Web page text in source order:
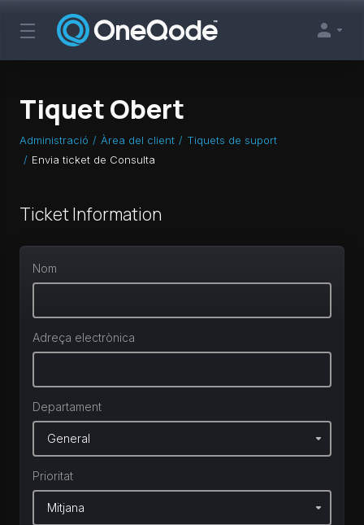
Tiquet Obert
Administració Àrea del client
Tiquets de suport
Envia ticket de Consulta
Ticket Information
Nom
Adreça electrònica
Departament
Prioritat